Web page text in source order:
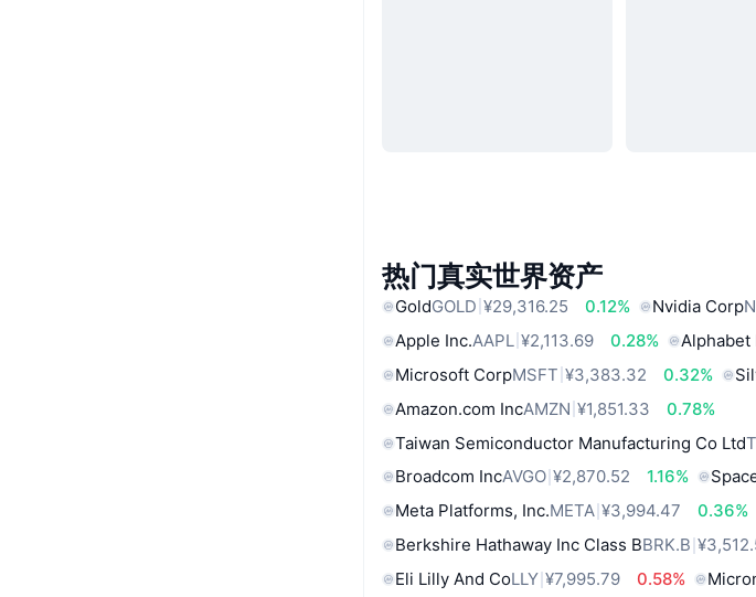
热门真实世界资产
GoldGOLD ¥29,316.25 0.12% Nvidia Corp
Apple Inc.AAPL ¥2,113.69 0.28% Alphabet
Microsoft CorpMSFT ¥3,383.32 0.32%
Amazon.com IncAMZN ¥1,851.33
0.78%
Taiwan Semiconductor Manufacturing Co Ltd
Broadcom IncAVGO ¥2,870.52 1.16%
Meta Platforms, Inc.META ¥3,994.47 0.36%
Berkshire Hathaway Inc Class BBRK.B
Eli Lilly And CoLLY ¥7,995.79 0.58%